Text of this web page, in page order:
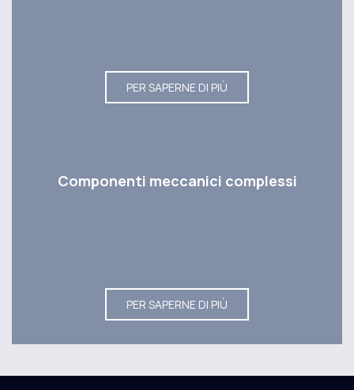
PER SAPERNE DI PIÙ
Componenti meccanici complessi
PER SAPERNE DI PIÙ